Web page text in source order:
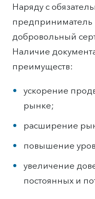
Наряду с
предприниматель
добровольный
Наличие
преимуществ:
ускорение
рынке;
расширение
повышение
увеличение
постоянных и